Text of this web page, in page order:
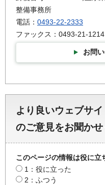
整備事務所
電話： 0493-22-2333
ファックス：0493-21-1214
お問
より良いウェブサ
のご意見をお聞か
このページの情報は役に立
1：役に立った
2：ふつう